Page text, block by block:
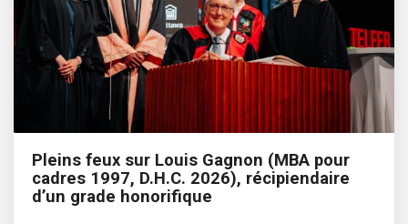
Pleins feux sur Louis Gagnon (MBA pour
cadres 1997, D.H.C. 2026), récipiendaire
d’un grade honorifique